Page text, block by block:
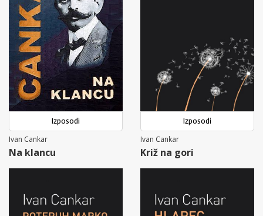
Izposodi
Ivan Cankar
Na klancu
Izposodi
Ivan Cankar
Križ na gori